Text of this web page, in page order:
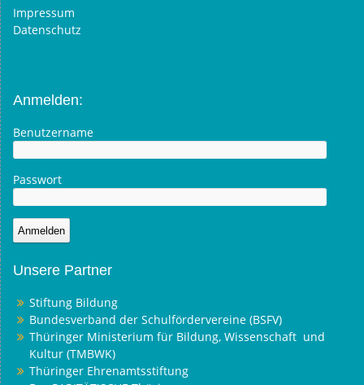
Impressum
Datenschutz
Anmelden:
Benutzername
Passwort
Unsere Partner
Stiftung Bildung
Bundesverband der Schulfördervereine (BSFV)
Thüringer Ministerium für Bildung, Wissenschaft und
Kultur (TMBWK)
Thüringer Ehrenamtsstiftung